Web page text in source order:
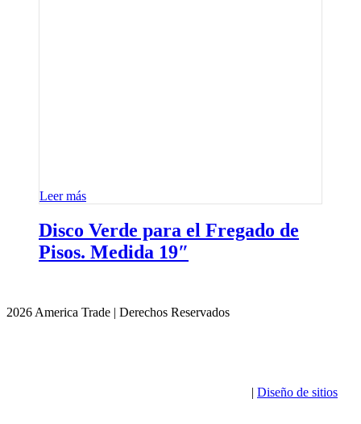
Leer más
Disco Verde para el Fregado de
Pisos. Medida 19″
2026 America Trade | Derechos Reservados
| Diseño de sitios